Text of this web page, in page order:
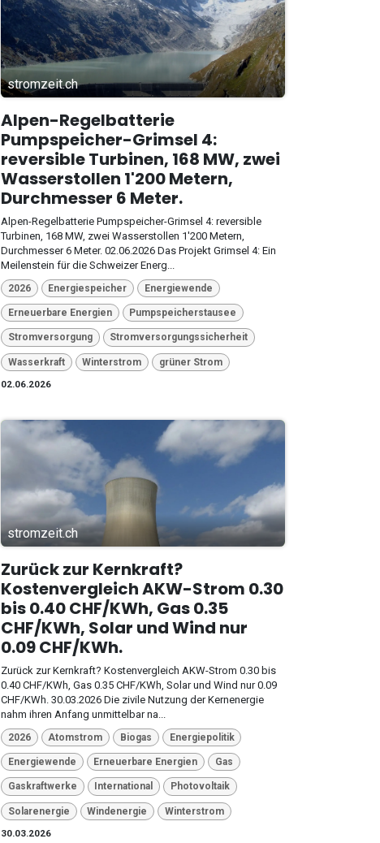
stromzeit.ch
Alpen-Regelbatterie
Pumpspeicher-Grimsel 4:
reversible Turbinen, 168 MW, zwei
Wasserstollen 1'200 Metern,
Durchmesser 6 Meter.
Alpen-Regelbatterie Pumpspeicher-Grimsel 4: reversible
Turbinen, 168 MW, zwei Wasserstollen 1'200 Metern,
Durchmesser 6 Meter. 02.06.2026 Das Projekt Grimsel 4: Ein
Meilenstein für die Schweizer Energ...
2026 Energiespeicher Energiewende
Erneuerbare Energien Pumpspeicherstausee
Stromversorgung Stromversorgungssicherheit
Wasserkraft Winterstrom
grüner Strom
02.06.2026
stromzeit.ch
Zurück zur Kernkraft?
Kostenvergleich AKW-Strom 0.30
bis 0.40 CHF/KWh, Gas 0.35
CHF/KWh, Solar und Wind nur
0.09 CHF/KWh.
Zurück zur Kernkraft? Kostenvergleich AKW-Strom 0.30 bis
0.40 CHF/KWh, Gas 0.35 CHF/KWh, Solar und Wind nur 0.09
CHF/KWh. 30.03.2026 Die zivile Nutzung der Kernenergie
nahm ihren Anfang unmittelbar na...
2026 Atomstrom Biogas Energiepolitik
Energiewende Erneuerbare Energien Gas
Gaskraftwerke International Photovoltaik
Solarenergie Windenergie
Winterstrom
30.03.2026